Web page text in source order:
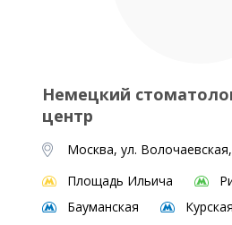
Немецкий
центр
Москва, ул.
Площадь Ильича
Бауманская
Курская